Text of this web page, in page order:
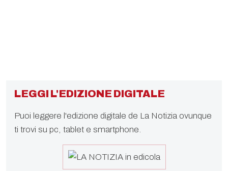
LEGGI L'EDIZIONE DIGITALE
Puoi leggere l'edizione digitale de La Notizia ovunque
ti trovi su pc, tablet e smartphone.